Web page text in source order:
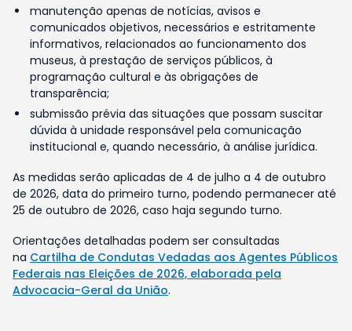
manutenção apenas de notícias, avisos e
comunicados objetivos, necessários e estritamente
informativos, relacionados ao funcionamento dos
museus, à prestação de serviços públicos, à
programação cultural e às obrigações de
transparência;
submissão prévia das situações que possam suscitar
dúvida à unidade responsável pela comunicação
institucional e, quando necessário, à análise jurídica.
As medidas serão aplicadas de 4 de julho a 4 de outubro
de 2026, data do primeiro turno, podendo permanecer até
25 de outubro de 2026, caso haja segundo turno.
Orientações detalhadas podem ser consultadas
na Cartilha de Condutas Vedadas aos Agentes Públicos
Federais nas Eleições de 2026, elaborada pela
Advocacia-Geral da União.